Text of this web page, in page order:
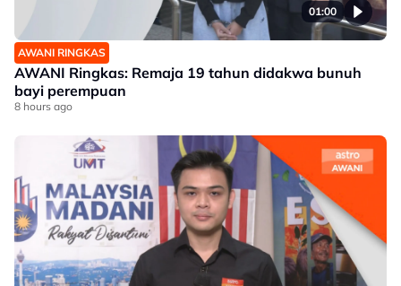
01:00
AWANI RINGKAS
AWANI Ringkas: Remaja 19 tahun didakwa bunuh
bayi perempuan
8 hours ago